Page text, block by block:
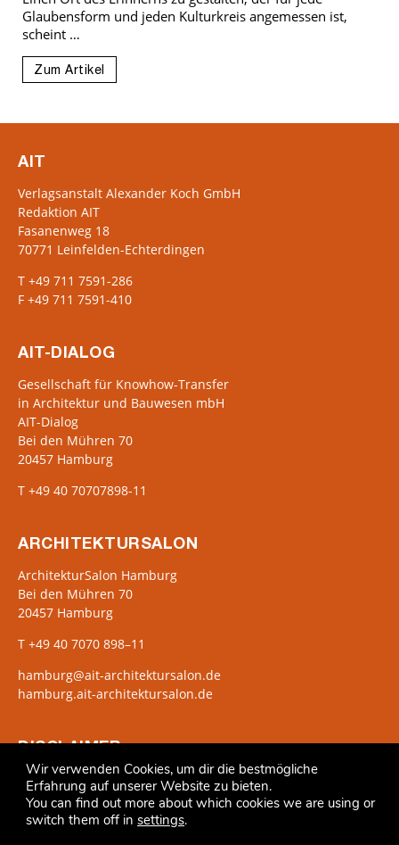
Glaubensform und jeden Kulturkreis angemessen ist,
scheint …
Zum Artikel
AIT
Verlagsanstalt Alexander Koch GmbH
Redaktion AIT
Fasanenweg 18
70771 Leinfelden-Echterdingen
T +49 711 7591-286
F +49 711 7591-410
AIT-DIALOG
Gesellschaft für Knowhow-Transfer
in Architektur und Bauwesen mbH
AIT-Dialog
Bei den Mühren 70
20457 Hamburg
T +49 40 70707898-11
ARCHITEKTURSALON
ArchitekturSalon Hamburg
Bei den Mühren 70
20457 Hamburg
T +49 40 7070 898–11
hamburg@ait-architektursalon.de
hamburg.ait-architektursalon.de
DISCLAIMER
Widerruf
Kontakt
Datenschutz
Wir verwenden Cookies, um dir die bestmögliche
Erfahrung auf unserer Website zu bieten.
You can find out more about which cookies we are using or
switch them off in settings.